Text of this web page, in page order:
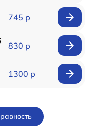
745 р
830 р
1300 р